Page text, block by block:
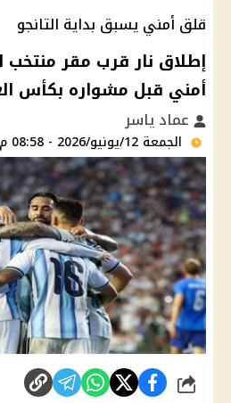
قلق أمني يسبق بداية التانجو
إطلاق نار قرب مقر منتخب
أمني قبل مشواره بكأس
عماد ياسر
الجمعة 12/يونيو/2026 - 08:58 م
شارك